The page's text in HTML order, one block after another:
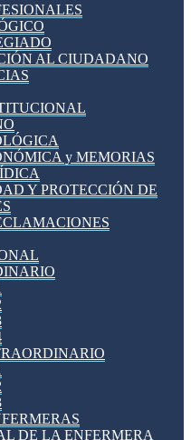
AL CIUDADANO
y MEMORIAS
Y PROTECCIÓN DE
DE LA ENFERMERA